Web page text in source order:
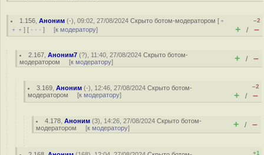
1.156 ,Аноним (-), 09:02, 27/08/2024Скрыто ботом-модератором [ ﹢
﹢﹢ ] [ · · · ] [к модератору]
–2
+ / –
2.167 ,Аноним7 (?), 11:40, 27/08/2024Скрыто ботом-
модератором [к модератору] + / –
3.169 ,Аноним (-), 12:46, 27/08/2024Скрыто ботом-
модератором [к модератору]
–2
+ / –
4.178 ,Аноним (3), 14:26, 27/08/2024Скрыто ботом-
модератором [к модератору] + / –
+1